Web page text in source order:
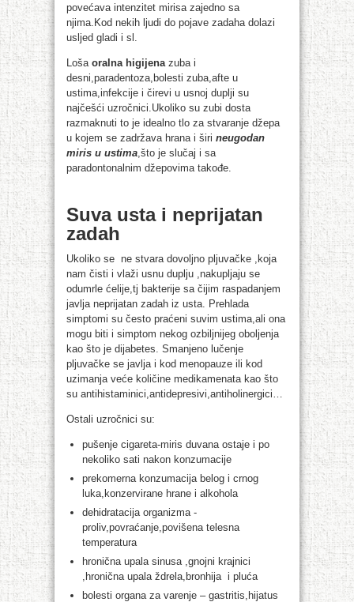
povećava intenzitet mirisa zajedno sa
njima.Kod nekih ljudi do pojave zadaha dolazi
usljed gladi i sl.
Loša oralna higijena zuba i
desni,paradentoza,bolesti zuba,afte u
ustima,infekcije i čirevi u usnoj duplji su
najčešći uzročnici.Ukoliko su zubi dosta
razmaknuti to je idealno tlo za stvaranje džepa
u kojem se zadržava hrana i širi neugodan
miris u ustima ,što je slučaj i sa
paradontonalnim džepovima takođe.
Suva usta i neprijatan
zadah
Ukoliko se ne stvara dovoljno pljuvačke ,koja
nam čisti i vlaži usnu duplju ,nakupljaju se
odumrle ćelije,tj bakterije sa čijim raspadanjem
javlja neprijatan zadah iz usta. Prehlada
simptomi su često praćeni suvim ustima,ali ona
mogu biti i simptom nekog ozbiljnijeg oboljenja
kao što je dijabetes. Smanjeno lučenje
pljuvačke se javlja i kod menopauze ili kod
uzimanja veće količine medikamenata kao što
su antihistaminici,antidepresivi,antiholinergici…
Ostali uzročnici su:
pušenje cigareta-miris duvana ostaje i po
nekoliko sati nakon konzumacije
prekomerna konzumacija belog i crnog
luka,konzervirane hrane i alkohola
dehidratacija organizma -
proliv,povraćanje,povišena telesna
temperatura
hronična upala sinusa ,gnojni krajnici
,hronična upala ždrela,bronhija i pluća
bolesti organa za varenje – gastritis,hijatus